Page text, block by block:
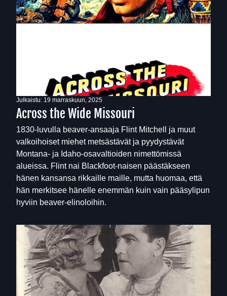
Julkaistu: 19 marraskuun, 2025
Across the Wide Missouri
1830-luvulla beaver-ansaaja Flint Mitchell ja muut
valkoihoiset miehet metsästävät ja pyydystävät
Montana- ja Idaho-osavaltioiden nimettömissä
alueissa. Flint nai Blackfoot-naisen päästäkseen
hänen kansansa rikkaille maille, mutta huomaa, että
hän merkitsee hänelle enemmän kuin vain pääsylipun
hyviin beaver-elinoloihin.